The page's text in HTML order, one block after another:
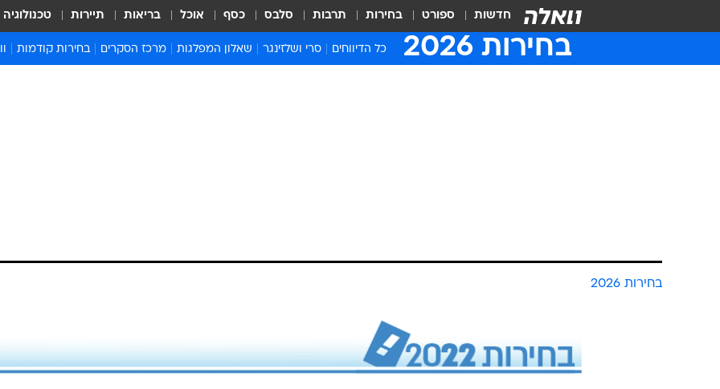
חדשות ספורט בחירות תרבות סלבס כסף אוכל בריאות תיירות טכנולוגיה
בחירות 2026 כל הדיווחים סרי ושלזינגר שאלון המפלגות מרכז הסקרים בחירות קודמות
בחירות 2026